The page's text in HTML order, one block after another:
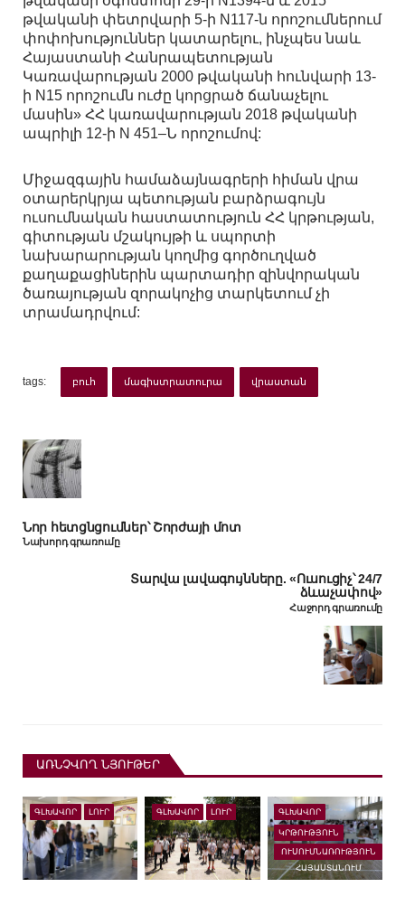
թվականի փետրվարի 5-ի N117-ն որոշումներում
փոփոխություններ կատարելու, ինչպես նաև
Հայաստանի Հանրապետության
Կառավարության 2000 թվականի հունվարի 13-
ի N15 որոշումն ուժը կորցրած ճանաչելու
մասին» ՀՀ կառավարության 2018 թվականի
ապրիլի 12-ի N 451–Ն որոշումով:
Միջազգային համաձայնագրերի հիման վրա
օտարերկրյա պետության բարձրագույն
ուսումնական հաստատություն ՀՀ կրթության,
գիտության մշակույթի և սպորտի
նախարարության կողմից գործուղված
քաղաքացիներին պարտադիր զինվորական
ծառայության զորակոչից տարկետում չի
տրամադրվում:
tags: բուհ մագիստրատուրա վրաստան
Նոր հետցնցումներ՝ Շորժայի մոտ
Նախորդ գրառումը
Տարվա լավագույնները. «Ուսուցիչ՝ 24/7
ձևաչափով»
Հաջորդ գրառումը
ԱՌՆՉՎՈՂ ՆՅՈՒԹԵՐ
ԳԼԽԱՎՈՐ ԼՈՒՐ ԳԼԽԱՎՈՐ ԼՈՒՐ ԳԼԽԱՎՈՐ
ԿՐԹՈՒԹՅՈՒՆ
ՈՒՍՈՒՄՆԱՌՈՒԹՅՈՒՆ
ՀԱՅԱՍՏԱՆՈՒՄ